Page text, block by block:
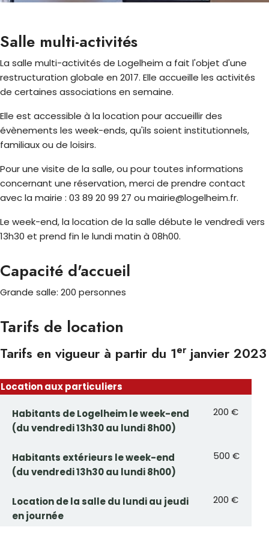
Salle multi-activités
La salle multi-activités de Logelheim a fait l'objet d'une
restructuration globale en 2017. Elle accueille les activités
de certaines associations en semaine.
Elle est accessible à la location pour accueillir des
évènements les week-ends, qu'ils soient institutionnels,
familiaux ou de loisirs.
Pour une visite de la salle, ou pour toutes informations
concernant une réservation, merci de prendre contact
avec la mairie : 03 89 20 99 27 ou mairie@logelheim.fr.
Le week-end, la location de la salle débute le vendredi vers
13h30 et prend fin le lundi matin à 08h00.
Capacité d'accueil
Grande salle: 200 personnes
Tarifs de location
Tarifs en vigueur à partir du 1erjanvier 2023
Location aux particuliers
Habitants de Logelheim le week-end
(du vendredi 13h30 au lundi 8h00)
200 €
Habitants extérieurs le week-end
(du vendredi 13h30 au lundi 8h00)
500 €
Location de la salle du lundi au jeudi
en journée
200 €